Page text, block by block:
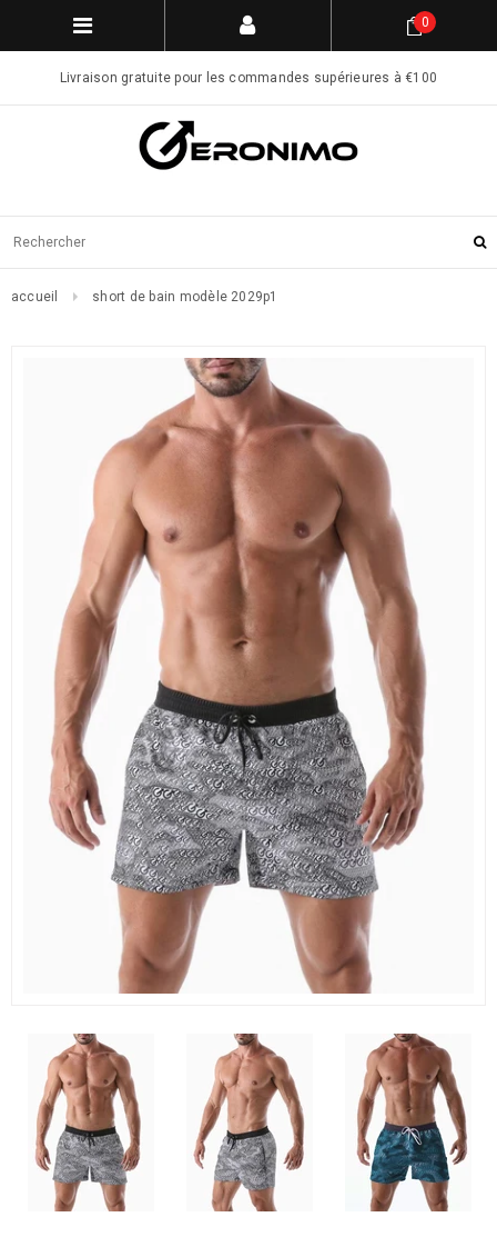
Livraison gratuite pour les commandes supérieures à €100
0
accueil short de bain modèle 2029p1